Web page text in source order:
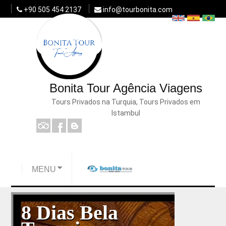
+90 505 454 2137 info@tourbonita.com
Bonita Tour Agência Viagens
Tours Privados na Turquia, Tours Privados em
Istambul
MENU
8 Dias Bela
Palàcio de